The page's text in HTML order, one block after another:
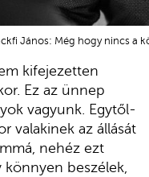
János: Még hogy nincs a
kifejezetten
Ez az ünnep
vagyunk. Egytől-
valakinek az állását
nehéz ezt
beszélek,